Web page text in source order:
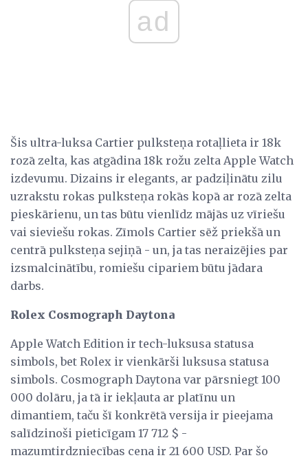
ad
Šis ultra-luksa Cartier pulksteņa rotaļlieta ir 18k
rozā zelta, kas atgādina 18k rožu zelta Apple Watch
izdevumu. Dizains ir elegants, ar padziļinātu zilu
uzrakstu rokas pulksteņa rokās kopā ar rozā zelta
pieskārienu, un tas būtu vienlīdz mājās uz vīriešu
vai sieviešu rokas. Zīmols Cartier sēž priekšā un
centrā pulksteņa sejiņā - un, ja tas neraizējies par
izsmalcinātību, romiešu cipariem būtu jādara
darbs.
Rolex Cosmograph Daytona
Apple Watch Edition ir tech-luksusa statusa
simbols, bet Rolex ir vienkārši luksusa statusa
simbols. Cosmograph Daytona var pārsniegt 100
000 dolāru, ja tā ir iekļauta ar platīnu un
dimantiem, taču šī konkrētā versija ir pieejama
salīdzinoši pieticīgam 17 712 $ -
mazumtirdzniecības cena ir 21 600 USD. Par šo